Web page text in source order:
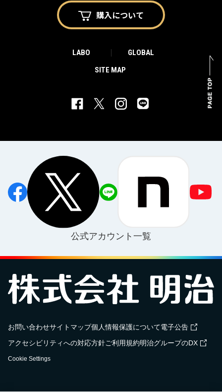
購入について
LABO
GLOBAL
SITE MAP
公式アカウント一覧
お問い合わせサイトマップ個人情報保護について電子公告
アクセシビリティへの対応方針ご利用規約明治グループのDX
Cookie Settings